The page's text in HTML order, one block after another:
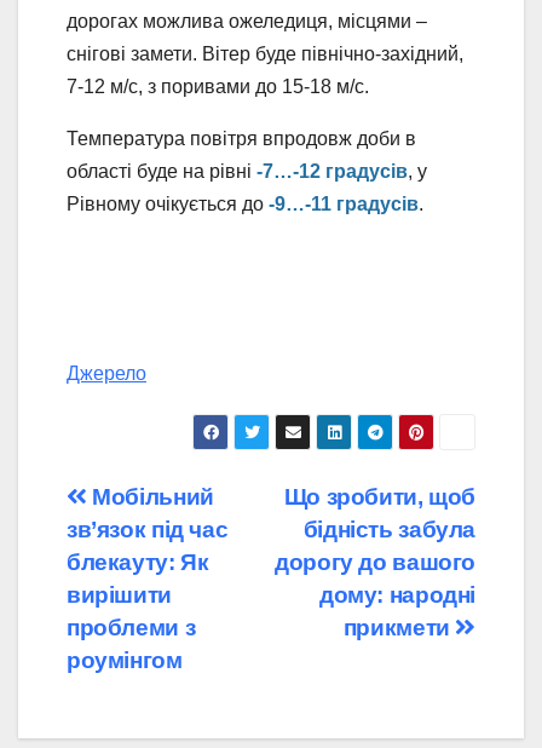
дорогах можлива ожеледиця, місцями –
снігові замети. Вітер буде північно-західний,
7-12 м/с, з поривами до 15-18 м/с.
Температура повітря впродовж доби в
області буде на рівні -7…-12 градусів, у
Рівному очікується до -9…-11 градусів.
Джерело
Навігація
записів
Що зробити, щоб
бідність забула
дорогу до вашого
дому: народні
прикмети
Мобільний
зв’язок під час
блекауту: Як
вирішити
проблеми з
роумінгом